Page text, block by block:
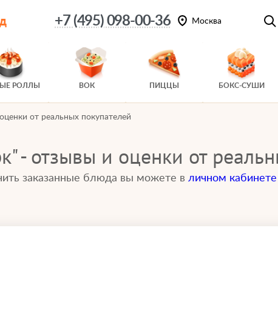
+7 (495) 098-00-36 Москва
РОЛЛЫ ВОК ПИЦЦЫ БОКС-СУШИ
от реальных покупателей
- отзывы и оценки от
заказанные блюда вы можете в личном кабинете